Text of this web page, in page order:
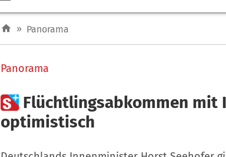
» Panorama
Panorama
 Flüchtlingsabkommen mit
optimistisch